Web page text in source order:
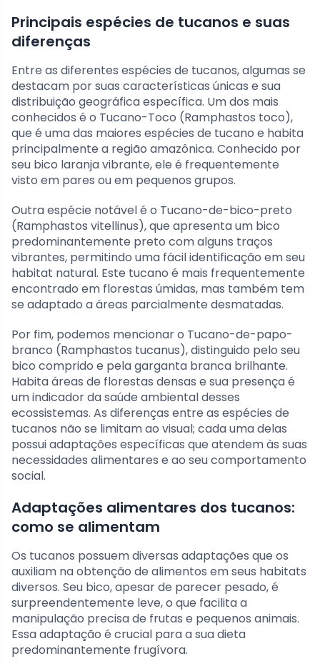
Principais espécies de tucanos e suas
diferenças
Entre as diferentes espécies de tucanos, algumas se
destacam por suas características únicas e sua
distribuição geográfica específica. Um dos mais
conhecidos é o Tucano-Toco (Ramphastos toco),
que é uma das maiores espécies de tucano e habita
principalmente a região amazônica. Conhecido por
seu bico laranja vibrante, ele é frequentemente
visto em pares ou em pequenos grupos.
Outra espécie notável é o Tucano-de-bico-preto
(Ramphastos vitellinus), que apresenta um bico
predominantemente preto com alguns traços
vibrantes, permitindo uma fácil identificação em seu
habitat natural. Este tucano é mais frequentemente
encontrado em florestas úmidas, mas também tem
se adaptado a áreas parcialmente desmatadas.
Por fim, podemos mencionar o Tucano-de-papo-
branco (Ramphastos tucanus), distinguido pelo seu
bico comprido e pela garganta branca brilhante.
Habita áreas de florestas densas e sua presença é
um indicador da saúde ambiental desses
ecossistemas. As diferenças entre as espécies de
tucanos não se limitam ao visual; cada uma delas
possui adaptações específicas que atendem às suas
necessidades alimentares e ao seu comportamento
social.
Adaptações alimentares dos tucanos:
como se alimentam
Os tucanos possuem diversas adaptações que os
auxiliam na obtenção de alimentos em seus habitats
diversos. Seu bico, apesar de parecer pesado, é
surpreendentemente leve, o que facilita a
manipulação precisa de frutas e pequenos animais.
Essa adaptação é crucial para a sua dieta
predominantemente frugívora.